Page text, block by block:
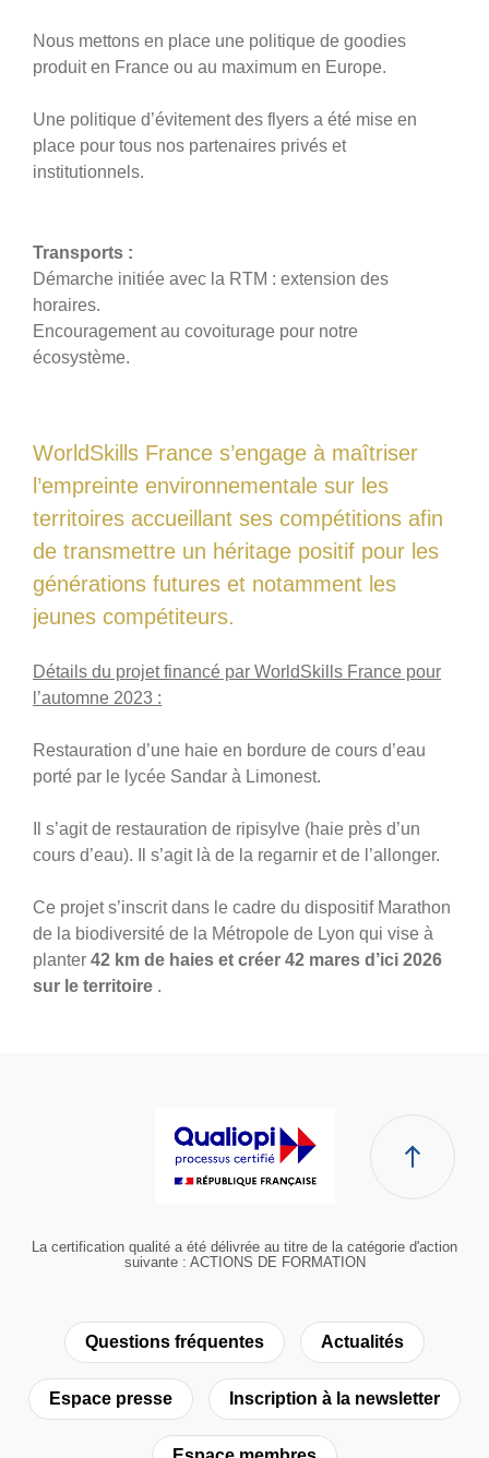
Nous mettons en place une politique de goodies
produit en France ou au maximum en Europe.
Une politique d’évitement des flyers a été mise en
place pour tous nos partenaires privés et
institutionnels.
Transports :
Démarche initiée avec la RTM : extension des
horaires.
Encouragement au covoiturage pour notre
écosystème.
WorldSkills France s’engage à maîtriser
l’empreinte environnementale sur les
territoires accueillant ses compétitions afin
de transmettre un héritage positif pour les
générations futures et notamment les
jeunes compétiteurs.
Détails du projet financé par WorldSkills France pour
l’automne 2023 :
Restauration d’une haie en bordure de cours d’eau
porté par le lycée Sandar à Limonest.
Il s’agit de restauration de ripisylve (haie près d’un
cours d’eau). Il s’agit là de la regarnir et de l’allonger.
Ce projet s’inscrit dans le cadre du dispositif Marathon
de la biodiversité de la Métropole de Lyon qui vise à
planter 42 km de haies et créer 42 mares d’ici 2026
sur le territoire .
La certification qualité a été délivrée au titre de la catégorie d'action
suivante : ACTIONS DE FORMATION
Questions fréquentes Actualités
Espace presse Inscription à la newsletter